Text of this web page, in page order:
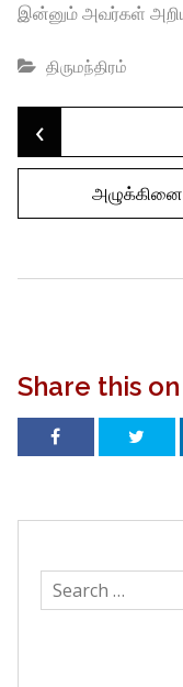
இன்னும் அவர்கள்
திருமந்திரம்
Post
‹
அழுக்கினை
Share this on
Search
for: